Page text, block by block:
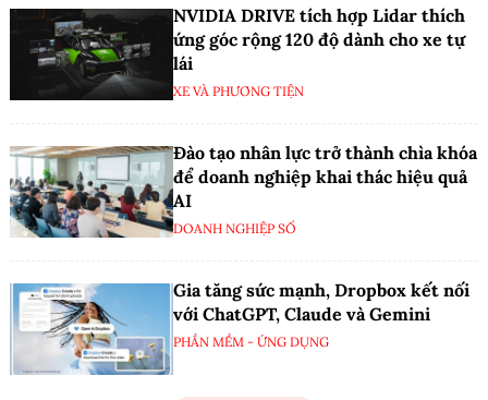
NVIDIA DRIVE tích hợp Lidar thích
ứng góc rộng 120 độ dành cho xe tự
lái
XE VÀ PHƯƠNG TIỆN
Đào tạo nhân lực trở thành chìa khóa
để doanh nghiệp khai thác hiệu quả
AI
DOANH NGHIỆP SỐ
Gia tăng sức mạnh, Dropbox kết nối
với ChatGPT, Claude và Gemini
PHẦN MỀM - ỨNG DỤNG